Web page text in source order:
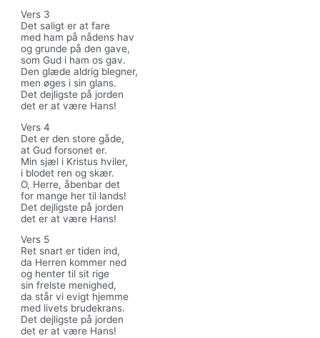
Vers 3
Det saligt er at fare
med ham på nådens hav
og grunde på den gave,
som Gud i ham os gav.
Den glæde aldrig blegner,
men øges i sin glans.
Det dejligste på jorden
det er at være Hans!
Vers 4
Det er den store gåde,
at Gud forsonet er.
Min sjæl i Kristus hviler,
i blodet ren og skær.
O, Herre, åbenbar det
for mange her til lands!
Det dejligste på jorden
det er at være Hans!
Vers 5
Ret snart er tiden ind,
da Herren kommer ned
og henter til sit rige
sin frelste menighed,
da står vi evigt hjemme
med livets brudekrans.
Det dejligste på jorden
det er at være Hans!